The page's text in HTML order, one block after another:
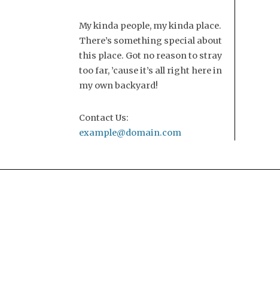
My kinda people, my kinda place.
There’s something special about
this place. Got no reason to stray
too far, ’cause it’s all right here in
my own backyard!
Contact Us:
example@domain.com